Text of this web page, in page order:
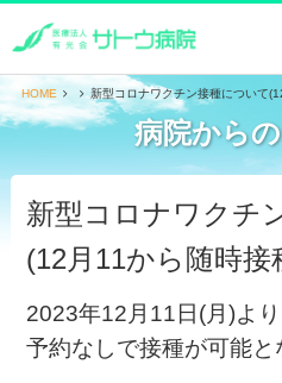
HOME 新型コロナワクチン接種について
病院から
新型コロナワクチ
(12月11から随時
2023年12月11日(月)よ
予約なしで接種が可能と